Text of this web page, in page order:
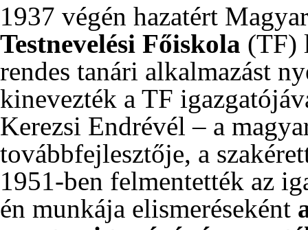
1937 végén hazatért
Testnevelési Főiskola (TF)
rendes tanári alkalmazást
kinevezték a TF
Kerezsi Endrévél – a
továbbfejlesztője, a
1951-ben felmentették az
én munkája elismeréseként